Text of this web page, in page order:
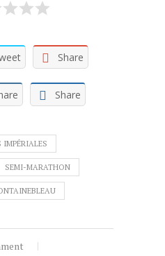
Share
Share
IMPÉRIALES
SEMI-MARATHON